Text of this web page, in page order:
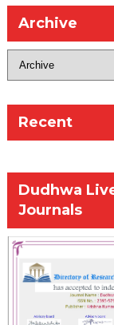
Archive
Recent
Dudhwa
Journals